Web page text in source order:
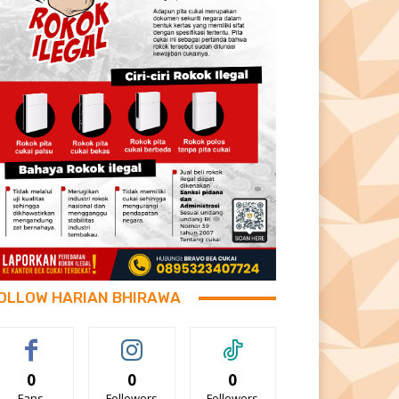
HARIAN BHIRAWA
0 0 0